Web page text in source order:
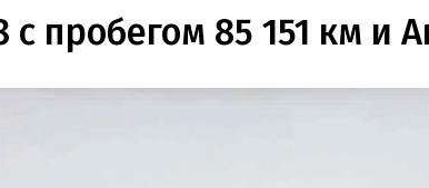
с пробегом 85 151 км и